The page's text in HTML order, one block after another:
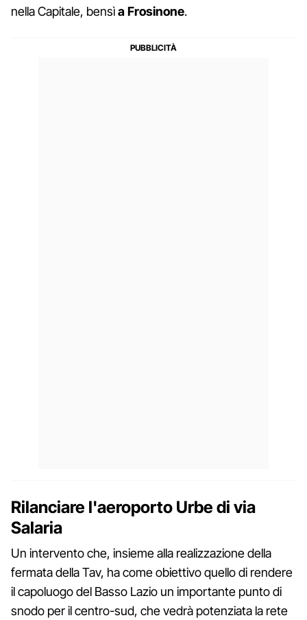
nella Capitale, bensìa Frosinone.
Rilanciare l'aeroporto Urbe di via
Salaria
Un intervento che, insieme alla realizzazione della
fermata della Tav, ha come obiettivo quello di rendere
il capoluogo del Basso Lazio un importante punto di
snodo per il centro-sud, che vedrà potenziata la rete